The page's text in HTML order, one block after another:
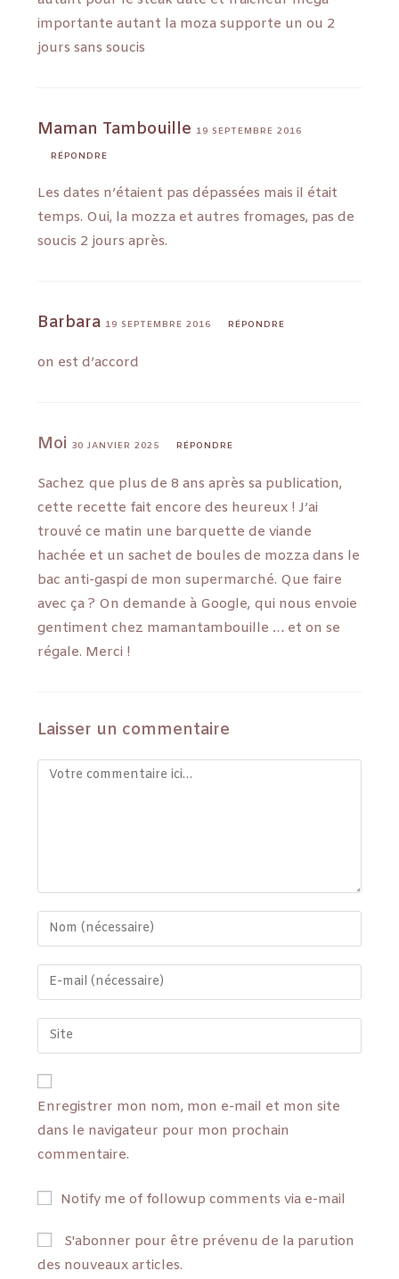
importante autant la moza supporte un ou 2
jours sans soucis
Maman Tambouille 19 SEPTEMBRE 2016
RÉPONDRE
Les dates n’étaient pas dépassées mais il était
temps. Oui, la mozza et autres fromages, pas de
soucis 2 jours après.
Barbara 19 SEPTEMBRE 2016 RÉPONDRE
on est d’accord
Moi 30 JANVIER 2025 RÉPONDRE
Sachez que plus de 8 ans après sa publication,
cette recette fait encore des heureux ! J’ai
trouvé ce matin une barquette de viande
hachée et un sachet de boules de mozza dans le
bac anti-gaspi de mon supermarché. Que faire
avec ça ? On demande à Google, qui nous envoie
gentiment chez mamantambouille … et on se
régale. Merci !
Laisser un commentaire
Enregistrer mon nom, mon e-mail et mon site
dans le navigateur pour mon prochain
commentaire.
Notify me of followup comments via e-mail
S'abonner pour être prévenu de la parution
des nouveaux articles.